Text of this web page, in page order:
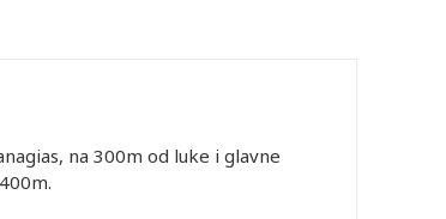
na 300m od luke i glavne